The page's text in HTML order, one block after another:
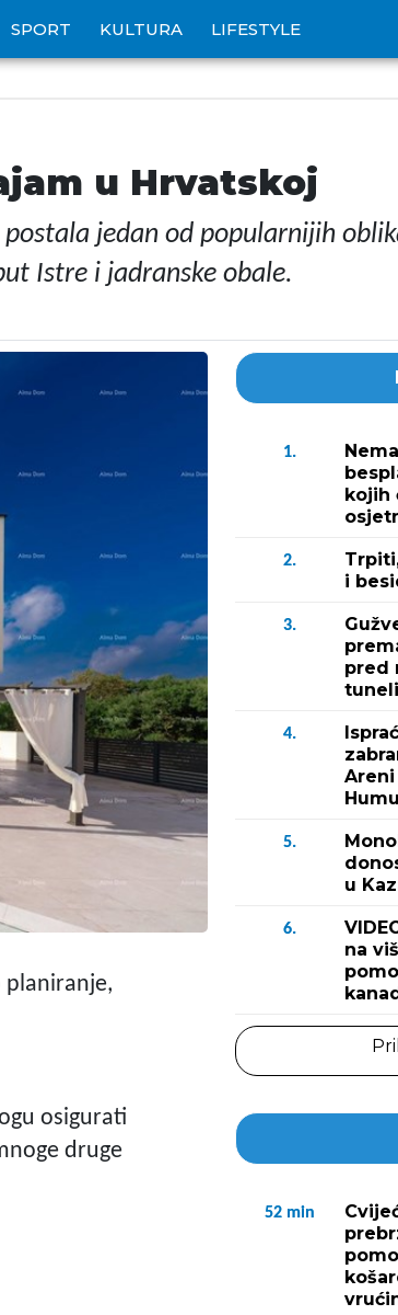
SPORT KULTURA LIFESTYLE
u Hrvatskoj
jedan od popularnijih
Istre i jadranske obale.
planiranje,
osigurati
druge
1.
kojih
2.
i
3.
pred
4.
Humu
5.
u
6.
na
52 min